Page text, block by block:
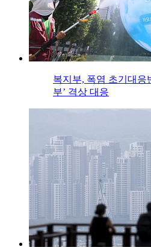
복지부, 폭염 초기대
부’ 격상 대응